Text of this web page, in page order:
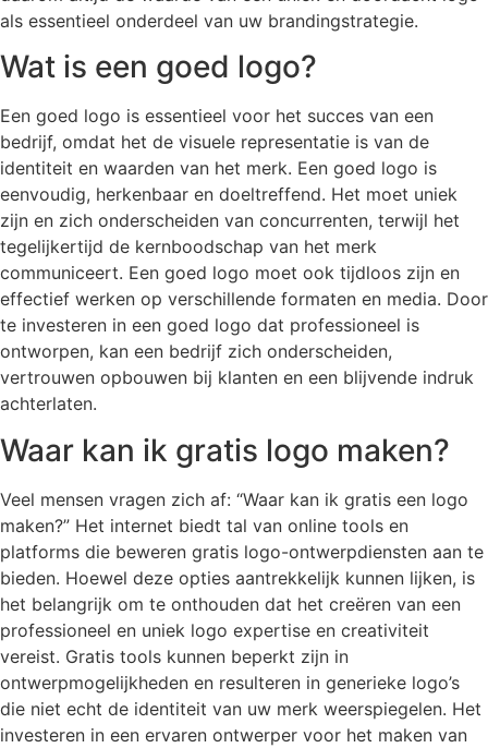
als essentieel onderdeel van uw brandingstrategie.
Wat is een goed logo?
Een goed logo is essentieel voor het succes van een
bedrijf, omdat het de visuele representatie is van de
identiteit en waarden van het merk. Een goed logo is
eenvoudig, herkenbaar en doeltreffend. Het moet uniek
zijn en zich onderscheiden van concurrenten, terwijl het
tegelijkertijd de kernboodschap van het merk
communiceert. Een goed logo moet ook tijdloos zijn en
effectief werken op verschillende formaten en media. Door
te investeren in een goed logo dat professioneel is
ontworpen, kan een bedrijf zich onderscheiden,
vertrouwen opbouwen bij klanten en een blijvende indruk
achterlaten.
Waar kan ik gratis logo maken?
Veel mensen vragen zich af: “Waar kan ik gratis een logo
maken?” Het internet biedt tal van online tools en
platforms die beweren gratis logo-ontwerpdiensten aan te
bieden. Hoewel deze opties aantrekkelijk kunnen lijken, is
het belangrijk om te onthouden dat het creëren van een
professioneel en uniek logo expertise en creativiteit
vereist. Gratis tools kunnen beperkt zijn in
ontwerpmogelijkheden en resulteren in generieke logo’s
die niet echt de identiteit van uw merk weerspiegelen. Het
investeren in een ervaren ontwerper voor het maken van